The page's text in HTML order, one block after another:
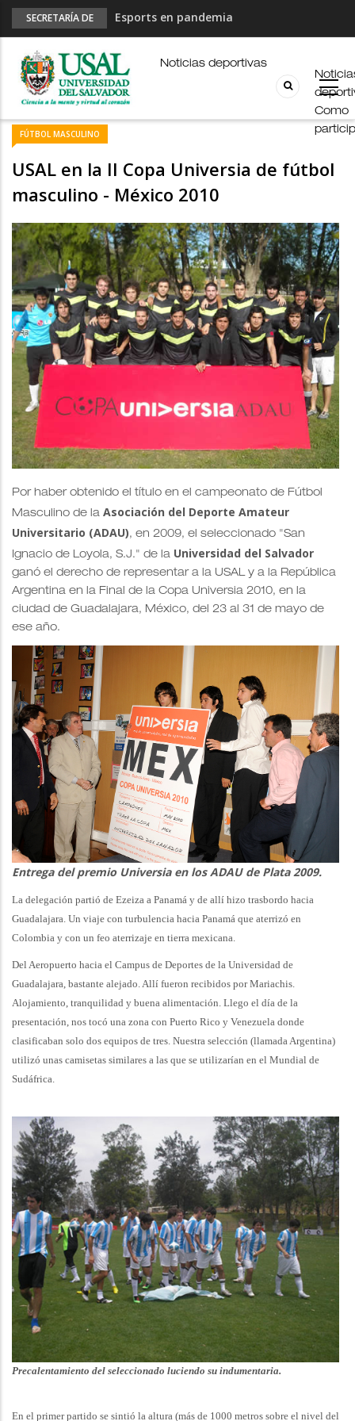
SECRETARÍA DE
Esports en pandemia
USAL en los E-JUAR
JUAR
Fútbol Online
Palmarés
Como
Noticias deportivas
FÚTBOL MASCULINO
USAL en la II Copa Universia de fútbol
masculino - México 2010
Por haber obtenido el título en el campeonato de Fútbol
Masculino de la Asociación del Deporte Amateur
Universitario (ADAU), en 2009, el seleccionado "San
Ignacio de Loyola, S.J." de la Universidad del Salvador
ganó el derecho de representar a la USAL y a la República
Argentina en la Final de la Copa Universia 2010, en la
ciudad de Guadalajara, México, del 23 al 31 de mayo de
ese año.
Entrega del premio Universia en los ADAU de Plata 2009.
La delegación partió de Ezeiza a Panamá y de allí hizo trasbordo hacia
Guadalajara. Un viaje con turbulencia hacia Panamá que aterrizó en
Colombia y con un feo aterrizaje en tierra mexicana.
Del Aeropuerto hacia el Campus de Deportes de la Universidad de
Guadalajara, bastante alejado. Allí fueron recibidos por Mariachis.
Alojamiento, tranquilidad y buena alimentación. Llego el día de la
presentación, nos tocó una zona con Puerto Rico y Venezuela donde
clasificaban solo dos equipos de tres. Nuestra selección (llamada Argentina)
utilizó unas camisetas similares a las que se utilizarían en el Mundial de
Sudáfrica.
Precalentamiento del seleccionado luciendo su indumentaria.
En el primer partido se sintió la altura (más de 1000 metros sobre el nivel del